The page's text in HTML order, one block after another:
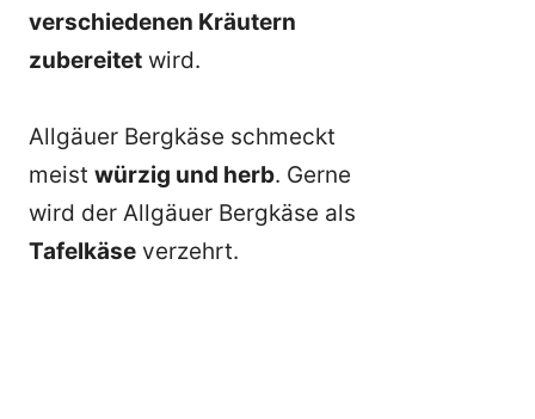
verschiedenen Kräutern
zubereitet wird.
Allgäuer Bergkäse schmeckt
meist würzig und herb. Gerne
wird der Allgäuer Bergkäse als
Tafelkäse verzehrt.